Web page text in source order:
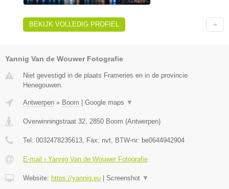
BEKIJK VOLLEDIG PROFIEL
Yannig Van de Wouwer Fotografie
Niet gevestigd in de plaats Frameries en in de provincie
Henegouwen.
Antwerpen » Boom Google maps ▼
Overwinningstraat 32 2850 Boom (Antwerpen)
Tel: 0032478235613 , Fax: nvt , BTW-nr: be0644942904
E-mail › Yannig Van de Wouwer Fotografie
Website: https://yannig.eu Screenshot ▼